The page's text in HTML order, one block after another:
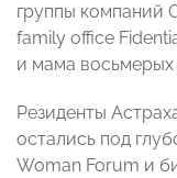
группы компаний
family office
и мама восьмерых
Резиденты
остались под
Woman Forum и